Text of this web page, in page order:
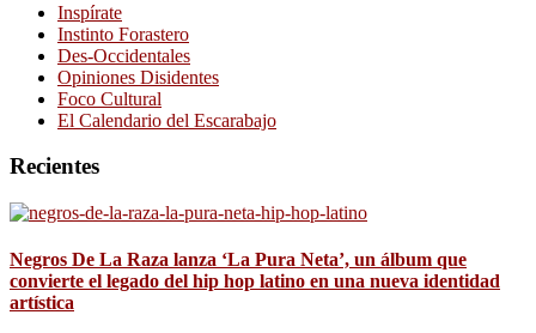
Inspírate
Instinto Forastero
Des-Occidentales
Opiniones Disidentes
Foco Cultural
El Calendario del Escarabajo
Recientes
Negros De La Raza lanza ‘La Pura Neta’, un álbum que
convierte el legado del hip hop latino en una nueva identidad
artística